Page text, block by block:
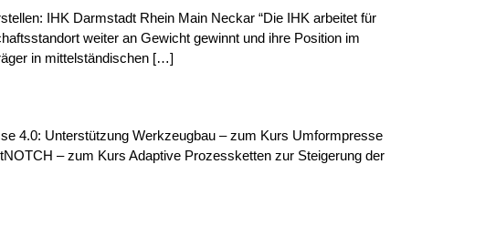
IHK Darmstadt Rhein Main Neckar “Die IHK arbeitet für
weiter an Gewicht gewinnt und ihre Position im
in mittelständischen […]
4.0: Unterstützung Werkzeugbau – zum Kurs Umformpresse
– zum Kurs Adaptive Prozessketten zur Steigerung der